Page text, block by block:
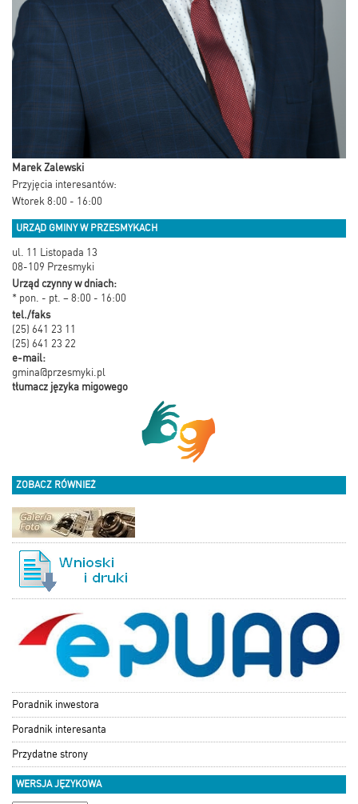
Marek Zalewski
Przyjęcia interesantów:
Wtorek 8:00 - 16:00
URZĄD GMINY W PRZESMYKACH
ul. 11 Listopada 13
08-109 Przesmyki
Urząd czynny w dniach:
* pon. - pt. – 8:00 - 16:00
tel./faks
(25) 641 23 11
(25) 641 23 22
e-mail:
gmina@przesmyki.pl
tłumacz języka migowego
ZOBACZ RÓWNIEŻ
Poradnik inwestora
Poradnik interesanta
Przydatne strony
WERSJA JĘZYKOWA